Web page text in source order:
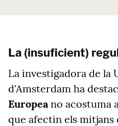
La (insuficient)
La investigadora de la
d'Amsterdam ha
Europeano acostuma
que afectin els